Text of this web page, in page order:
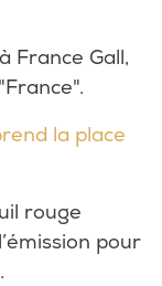
France Gall,
la place
rouge
pour